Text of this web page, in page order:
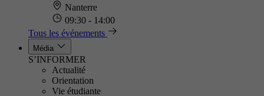
Nanterre
09:30 - 14:00
Tous les événements
Média
S’INFORMER
Actualité
Orientation
Vie étudiante